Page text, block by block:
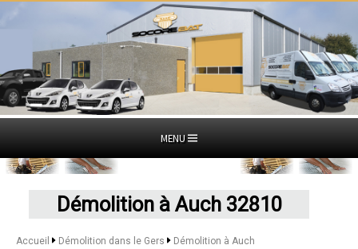
MENU
Démolition à Auch 32810
Accueil Démolition dans le Gers Démolition à Auch